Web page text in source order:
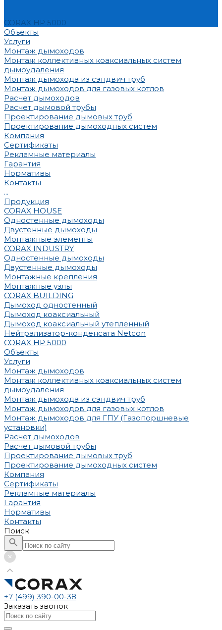
CORAX HP 5000
Объекты
Услуги
Монтаж дымоходов
Монтаж коллективных коаксиальных систем
дымоудаления
Монтаж дымохода из сэндвич труб
Монтаж дымоходов для газовых котлов
Расчет дымоходов
Расчет дымовой трубы
Проектирование дымовых труб
Проектирование дымоходных систем
Компания
Сертификаты
Рекламные материалы
Гарантия
Нормативы
Контакты
...
Продукция
CORAX HOUSE
Одностенные дымоходы
Двустенные дымоходы
Монтажные элементы
CORAX INDUSTRY
Одностенные дымоходы
Двустенные дымоходы
Монтажные крепления
Монтажные узлы
CORAX BUILDING
Дымоход одностенный
Дымоход коаксиальный
Дымоход коаксиальный утепленный
Нейтрализатор-конденсата Netcon
CORAX HP 5000
Объекты
Услуги
Монтаж дымоходов
Монтаж коллективных коаксиальных систем
дымоудаления
Монтаж дымохода из сэндвич труб
Монтаж дымоходов для газовых котлов
Монтаж дымоходов для ГПУ (Газопоршневые
установки)
Расчет дымоходов
Расчет дымовой трубы
Проектирование дымовых труб
Проектирование дымоходных систем
Компания
Сертификаты
Рекламные материалы
Гарантия
Нормативы
Контакты
Поиск
+7 (499) 390-00-38
Заказать звонок